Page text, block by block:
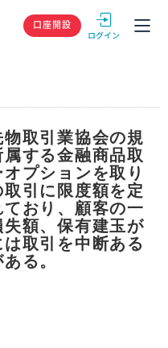
GMOクリック
口座開設
取引業協会の規
する金融商品取
プションを取り
引に限度額を定
おり、顧客の一
額、保有建玉が
取引を中断ある
る。